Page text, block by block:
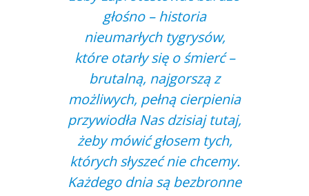
głośno – historia
nieumarłych tygrysów,
które otarły się o śmierć –
brutalną, najgorszą z
możliwych, pełną cierpienia
przywiodła Nas dzisiaj tutaj,
żeby mówić głosem tych,
których słyszeć nie chcemy.
Każdego dnia są bezbronne